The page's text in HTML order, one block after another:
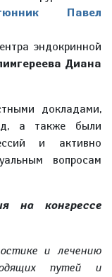
Павел
эндокринной
Диана
докладами,
а также были
и активно
вопросам
на конгрессе
и лечению
путей и